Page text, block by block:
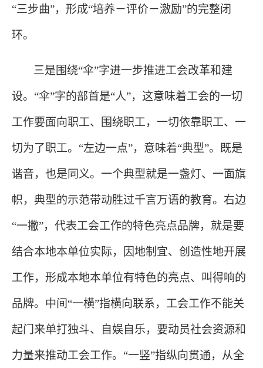
“三步曲”，形成“培养－评价－激励”的完整闭
环。
三是围绕“伞”字进一步推进工会改革和建
设。“伞”字的部首是“人”，这意味着工会的一切
工作要面向职工、围绕职工，一切依靠职工、一
切为了职工。“左边一点”，意味着“典型”。既是
谐音，也是同义。一个典型就是一盏灯、一面旗
帜，典型的示范带动胜过千言万语的教育。右边
“一撇”，代表工会工作的特色亮点品牌，就是要
结合本地本单位实际，因地制宜、创造性地开展
工作，形成本地本单位有特色的亮点、叫得响的
品牌。中间“一横”指横向联系，工会工作不能关
起门来单打独斗、自娱自乐，要动员社会资源和
力量来推动工会工作。“一竖”指纵向贯通，从全